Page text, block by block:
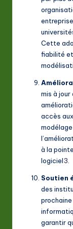
Cette
fiabilité
mis à
accès
à la
logiciel3
Soutien
des
garantir